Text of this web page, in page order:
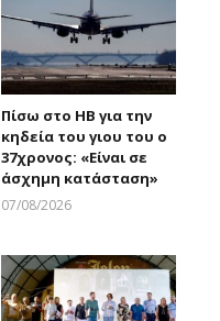
Πίσω στο ΗΒ για την
κηδεία του γιου του ο
37χρονος: «Είναι σε
άσχημη κατάσταση»
07/08/2026